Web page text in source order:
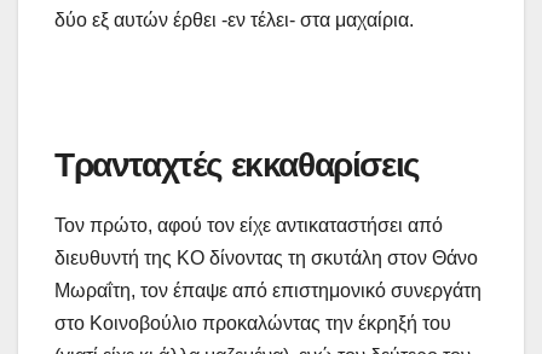
δύο εξ αυτών έρθει -εν τέλει- στα μαχαίρια.
Τρανταχτές εκκαθαρίσεις
Τον πρώτο, αφού τον είχε αντικαταστήσει από
διευθυντή της ΚΟ δίνοντας τη σκυτάλη στον Θάνο
Μωραΐτη, τον έπαψε από επιστημονικό συνεργάτη
στο Κοινοβούλιο προκαλώντας την έκρηξή του